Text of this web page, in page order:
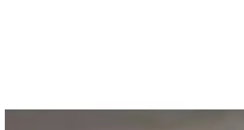
Heyner Bamboo ile Shadow Ultra Lux Tek